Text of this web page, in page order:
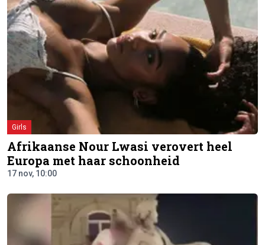
Girls
Afrikaanse Nour Lwasi verovert heel
Europa met haar schoonheid
17 nov, 10:00